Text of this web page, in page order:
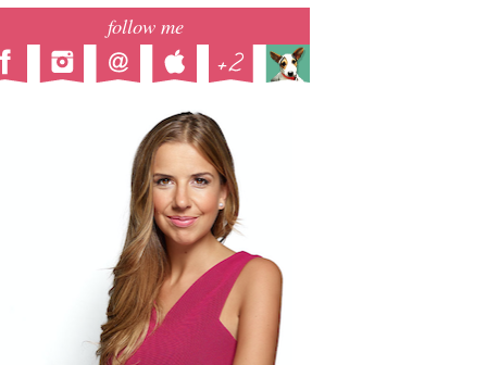
follow me